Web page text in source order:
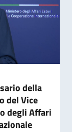
della
del Vice
degli Affari